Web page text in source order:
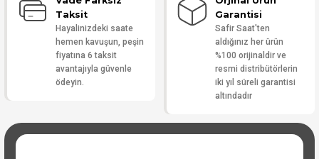
Taksit
Hayalinizdeki saate
hemen kavuşun, peşin
fiyatına 6 taksit
avantajıyla güvenle
ödeyin.
Garantisi
Safir Saat'ten
aldığınız her ürün
%100 orijinaldir ve
resmi distribütörlerin
iki yıl süreli garantisi
altındadır